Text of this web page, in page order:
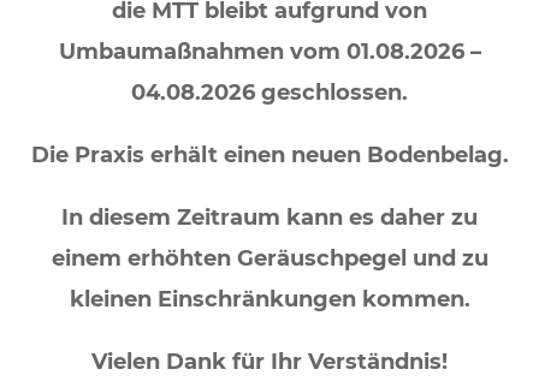
die MTT bleibt aufgrund von
Umbaumaßnahmen vom 01.08.2026 –
04.08.2026 geschlossen.
Die Praxis erhält einen neuen Bodenbelag.
In diesem Zeitraum kann es daher zu
einem erhöhten Geräuschpegel und zu
kleinen Einschränkungen kommen.
Vielen Dank für Ihr Verständnis!